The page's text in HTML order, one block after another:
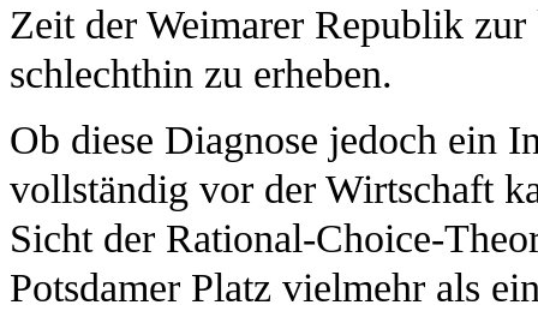
Zeit der Weimarer Republik
schlechthin zu erheben.
Ob diese Diagnose jedoch ein
vollständig vor der Wirtschaft
Sicht der Rational-Choice-
Potsdamer Platz vielmehr als